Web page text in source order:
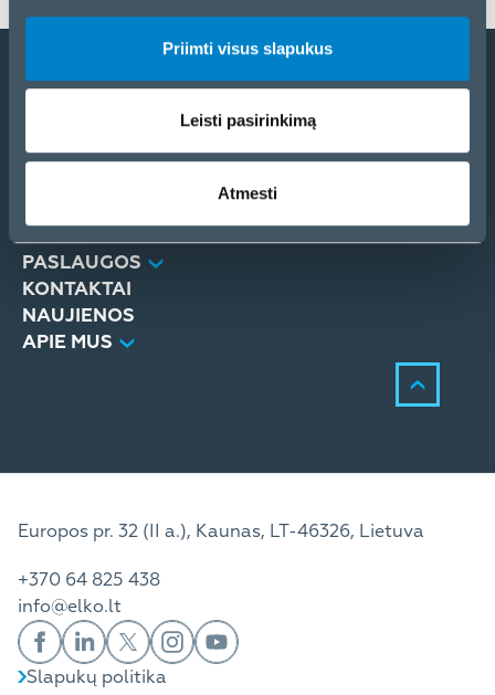
Priimti visus slapukus
Leisti pasirinkimą
Atmesti
Katalogas
SPRENDIMAI
PASLAUGOS
KONTAKTAI
NAUJIENOS
APIE MUS
Europos pr. 32 (II a.), Kaunas, LT-46326, Lietuva
+370 64 825 438
info@elko.lt
Slapukų politika